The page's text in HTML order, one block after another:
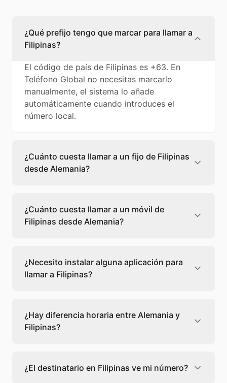
¿Qué prefijo tengo que marcar para llamar a
Filipinas?
El código de país de Filipinas es +63. En
Teléfono Global no necesitas marcarlo
manualmente, el sistema lo añade
automáticamente cuando introduces el
número local.
¿Cuánto cuesta llamar a un fijo de Filipinas
desde Alemania?
cuesta 0,18 €/min con Teléfono Global. Verás
el precio exacto antes de marcar para que
sepas qué vas a gastar.
¿Cuánto cuesta llamar a un móvil de
Filipinas desde Alemania?
cuesta 0,18 €/min con Teléfono Global. Pagas
solo los minutos que hablas, sin cuotas ni
permanencia.
¿Necesito instalar alguna aplicación para
llamar a Filipinas?
desde tu navegador web. Solo necesitas una
conexión a internet y podrás llamar
directamente a Filipinas.
¿Hay diferencia horaria entre Alemania y
Filipinas?
escoge el mejor momento
llamar a a Filipinas.
¿El destinatario en Filipinas ve mi número?